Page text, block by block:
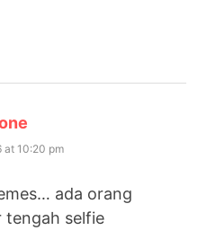
at 10:20 pm
ada orang
tengah selfie